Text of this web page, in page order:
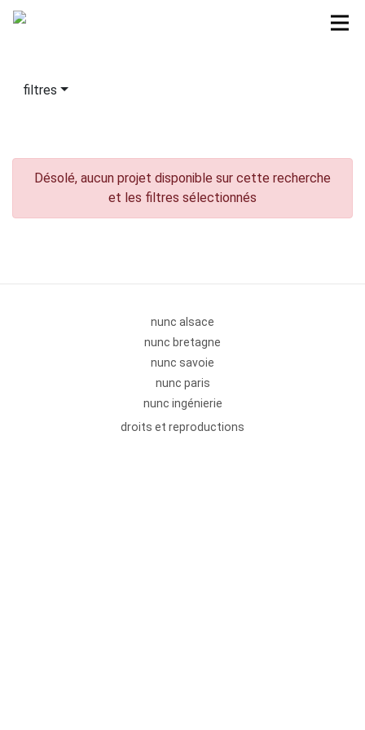
filtres
Désolé, aucun projet disponible sur cette recherche
et les filtres sélectionnés
nunc alsace
nunc bretagne
nunc savoie
nunc paris
nunc ingénierie
droits et reproductions